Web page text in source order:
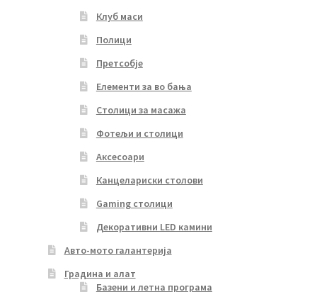
Клуб маси
Полици
Претсобје
Елементи за во бања
Столици за масажа
Фотељи и столици
Аксесоари
Канцелариски столови
Gaming столици
Декоративни LED камини
Авто-мото галантерија
Градина и алат
Базени и летна програма